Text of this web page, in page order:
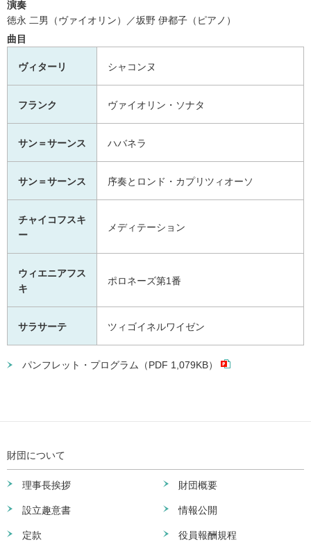
演奏
徳永 二男（ヴァイオリン）／坂野 伊都子（ピアノ）
曲目
ヴィターリ シャコンヌ
フランク ヴァイオリン・ソナタ
サン＝サーンス ハバネラ
サン＝サーンス 序奏とロンド・カプリツィオーソ
チャイコフスキ
ー
メディテーション
ウィエニアフス
キ
ポロネーズ第1番
サラサーテ ツィゴイネルワイゼン
パンフレット・プログラム（PDF 1,079KB）
財団について
理事長挨拶 財団概要
設立趣意書 情報公開
定款 役員報酬規程